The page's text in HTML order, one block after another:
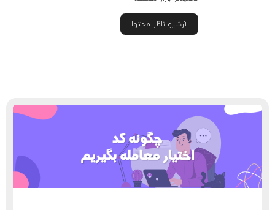
آرشیو ناظر محتوا